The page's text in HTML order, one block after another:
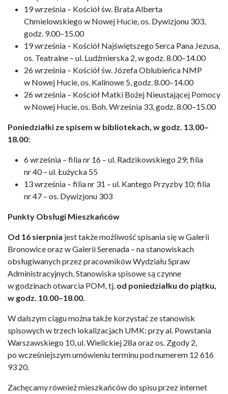
19 września – Kościół św. Brata Alberta
Chmielowskiego w Nowej Hucie, os. Dywizjonu 303,
godz. 9.00–15.00
19 września – Kościół Najświętszego Serca Pana Jezusa,
os. Teatralne – ul. Ludźmierska 2, w godz. 8.00–14.00
26 września – Kościół św. Józefa Oblubieńca NMP
w Nowej Hucie, os. Kalinowe 5, godz. 8.00–14.00
26 września – Kościół Matki Bożej Nieustającej Pomocy
w Nowej Hucie, os. Boh. Września 33, godz. 8.00–15.00
Poniedziałki ze spisem w bibliotekach, w godz. 13.00–
18.00:
6 września – filia nr 16 – ul. Radzikowskiego 29; filia
nr 40 – ul. Łużycka 55
13 września – filia nr 31 – ul. Kantego Przyzby 10; filia
nr 47 – os. Dywizjonu 303
Punkty Obsługi Mieszkańców
Od 16 sierpnia jest także możliwość spisania się w Galerii
Bronowice oraz w Galerii Serenada – na stanowiskach
obsługiwanych przez pracowników Wydziału Spraw
Administracyjnych. Stanowiska spisowe są czynne
w godzinach otwarcia POM, tj. od poniedziałku do piątku,
w godz. 10.00–18.00.
W dalszym ciągu można także korzystać ze stanowisk
spisowych w trzech lokalizacjach UMK: przy al. Powstania
Warszawskiego 10, ul. Wielickiej 28a oraz os. Zgody 2,
po wcześniejszym umówieniu terminu pod numerem 12 616
93 20.
Zachęcamy również mieszkańców do spisu przez internet